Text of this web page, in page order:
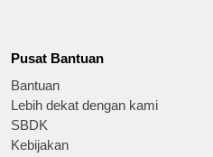
Pusat Bantuan
Bantuan
Lebih dekat dengan kami
SBDK
Kebijakan